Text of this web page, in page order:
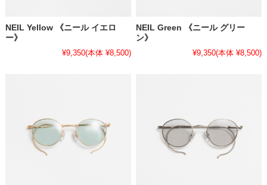
NEIL Yellow 《ニール イエロ
ー》
¥9,350(本体 ¥8,500)
NEIL Green 《ニール グリー
ン》
¥9,350(本体 ¥8,500)